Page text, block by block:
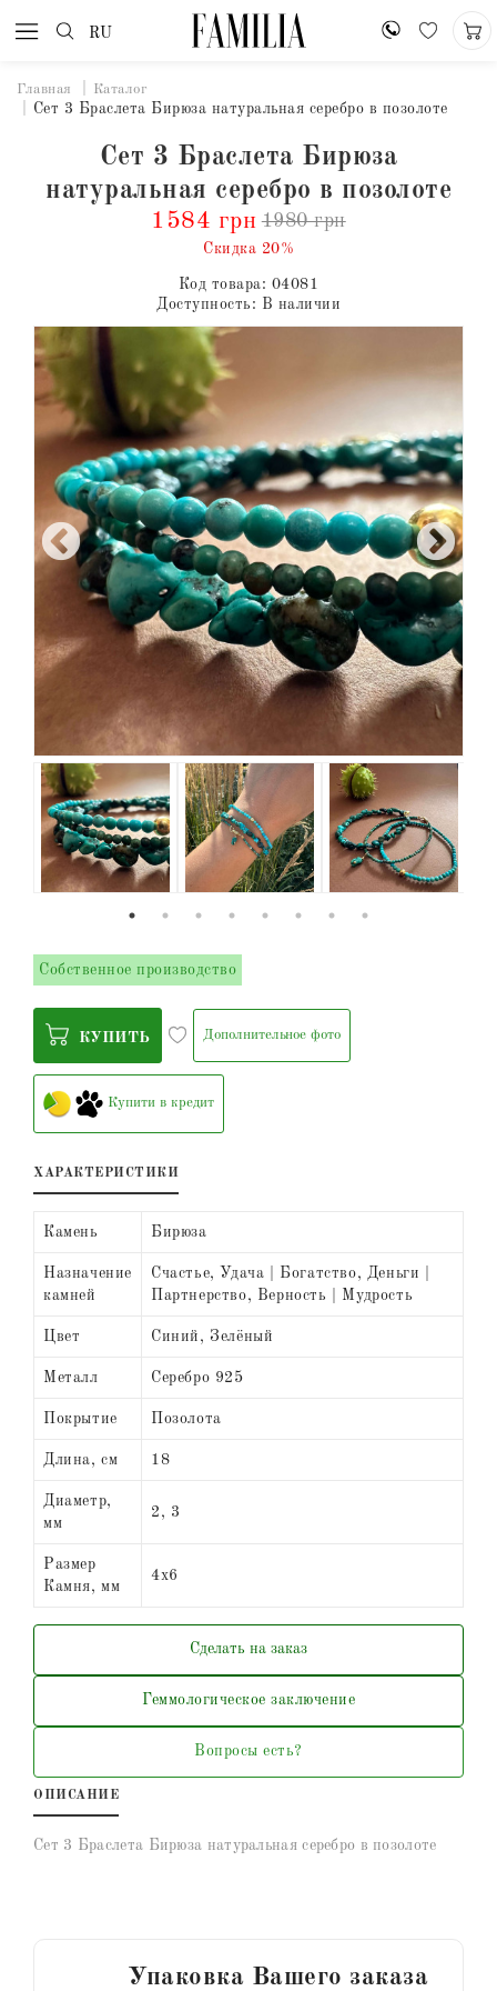
RU
Главная Каталог
Сет 3 Браслета Бирюза натуральная серебро в позолоте
Сет 3 Браслета Бирюза
натуральная серебро в позолоте
1584 грн 1980 грн
Скидка 20%
Код товара: 04081
Доступность: В наличии
Собственное производство
КУПИТЬ Дополнительное фото
Купити в кредит
ХАРАКТЕРИСТИКИ
Камень Бирюза
Назначение
камней
Счастье, Удача | Богатство, Деньги |
Партнерство, Верность | Мудрость
Цвет Синий, Зелёный
Металл Серебро 925
Покрытие Позолота
Длина, см 18
Диаметр,
мм
2, 3
Размер
Камня, мм
4х6
Сделать на заказ
Геммологическое заключение
Вопросы есть?
ОПИСАНИЕ
Сет 3 Браслета Бирюза натуральная серебро в позолоте
Упаковка Вашего заказа